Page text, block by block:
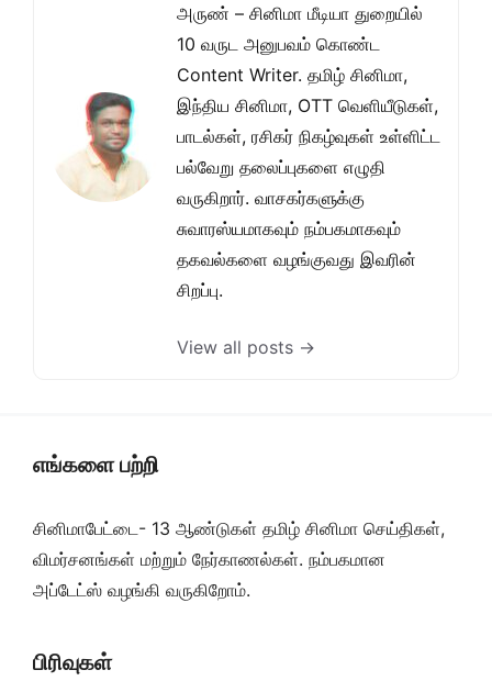
அருண் – சினிமா மீடியா துறையில்
10 வருட அனுபவம் கொண்ட
Content Writer. தமிழ் சினிமா,
இந்திய சினிமா, OTT வெளியீடுகள்,
பாடல்கள், ரசிகர் நிகழ்வுகள் உள்ளிட்ட
பல்வேறு தலைப்புகளை எழுதி
வருகிறார். வாசகர்களுக்கு
சுவாரஸ்யமாகவும் நம்பகமாகவும்
தகவல்களை வழங்குவது இவரின்
சிறப்பு.
View all posts →
எங்களை பற்றி
சினிமாபேட்டை- 13 ஆண்டுகள் தமிழ் சினிமா செய்திகள்,
விமர்சனங்கள் மற்றும் நேர்காணல்கள். நம்பகமான
அப்டேட்ஸ் வழங்கி வருகிறோம்.
பிரிவுகள்